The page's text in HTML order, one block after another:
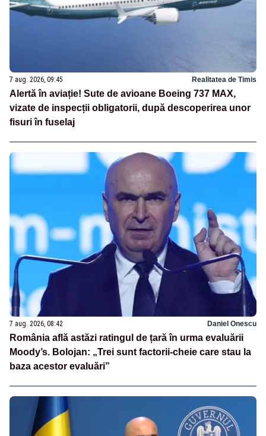
7 aug. 2026, 09:45 Realitatea de Timis
Alertă în aviație! Sute de avioane Boeing 737 MAX,
vizate de inspecții obligatorii, după descoperirea unor
fisuri în fuselaj
7 aug. 2026, 08:42 Daniel Onescu
România află astăzi ratingul de țară în urma evaluării
Moody’s. Bolojan: „Trei sunt factorii-cheie care stau la
baza acestor evaluări”